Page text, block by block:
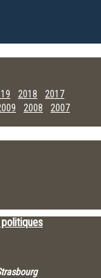
2018
2017
2008
2007